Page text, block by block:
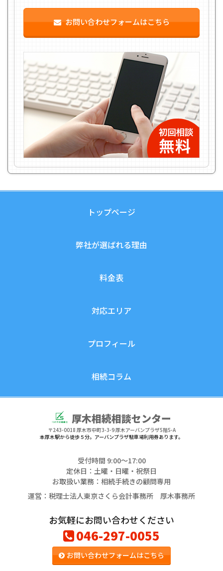
お問い合わせフォームはこちら
トップページ
弊社が選ばれる理由
料金表
対応エリア
プロフィール
相続コラム
厚木相続相談センター
〒243-0018 厚木市中町3-3-9 厚木アーバンプラザ5階5-A
本厚木駅から徒歩５分。アーバンプラザ駐車場利用券あります。
受付時間 9:00〜17:00
定休日：土曜・日曜・祝祭日
お取扱い業務：相続手続きの顧問専用
運営：税理士法人東京さくら会計事務所 厚木事務所
お気軽にお問い合わせください
046-297-0055
お問い合わせフォームはこちら